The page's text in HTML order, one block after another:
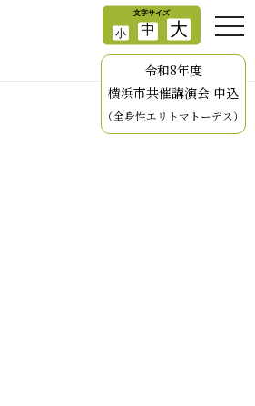
令和8年度
横浜市共催講演会 申込
（全身性エリトマトーデス）